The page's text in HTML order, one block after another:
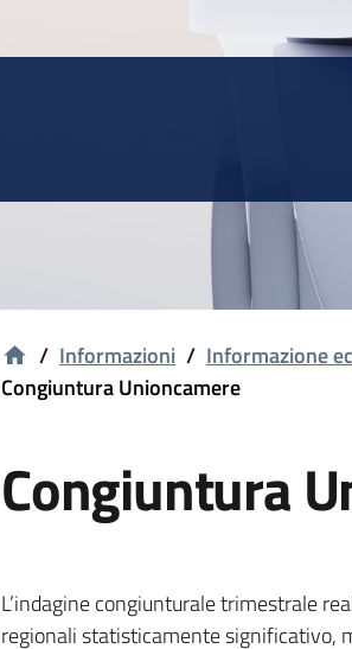
/ Informazioni / Informazione
Congiuntura Unioncamere
Congiuntura
L’indagine congiunturale trimestrale
regionali statisticamente significativo,